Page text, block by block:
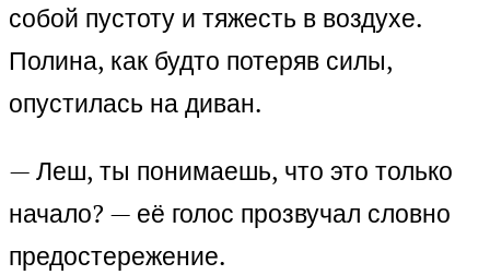
собой пустоту и тяжесть в воздухе.
Полина, как будто потеряв силы,
опустилась на диван.
— Леш, ты понимаешь, что это только
начало? — её голос прозвучал словно
предостережение.